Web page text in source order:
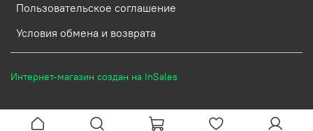
Пользовательское соглашение
Условия обмена и возврата
Интернет-магазин создан на InSales